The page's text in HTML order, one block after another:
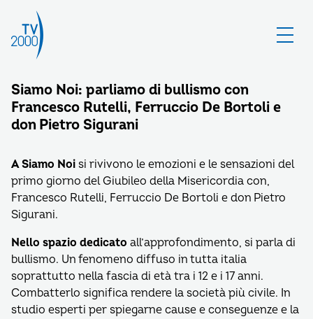
Siamo Noi: parliamo di bullismo con
Francesco Rutelli, Ferruccio De Bortoli e
don Pietro Sigurani
A Siamo Noi si rivivono le emozioni e le sensazioni del
primo giorno del Giubileo della Misericordia con,
Francesco Rutelli, Ferruccio De Bortoli e don Pietro
Sigurani.
Nello spazio dedicato all’approfondimento, si parla di
bullismo. Un fenomeno diffuso in tutta italia
soprattutto nella fascia di età tra i 12 e i 17 anni.
Combatterlo significa rendere la società più civile. In
studio esperti per spiegarne cause e conseguenze e la